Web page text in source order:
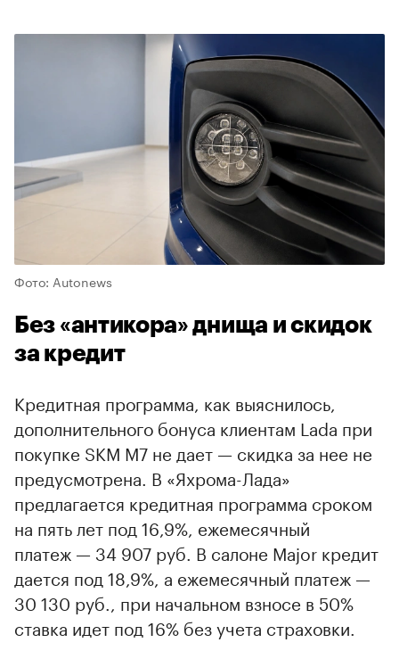
Фото: Autonews
Без «антикора» днища и скидок
за кредит
Кредитная программа, как выяснилось,
дополнительного бонуса клиентам Lada при
покупке SKM M7 не дает — скидка за нее не
предусмотрена. В «Яхрома-Лада»
предлагается кредитная программа сроком
на пять лет под 16,9%, ежемесячный
платеж — 34 907 руб. В салоне Major кредит
дается под 18,9%, а ежемесячный платеж —
30 130 руб., при начальном взносе в 50%
ставка идет под 16% без учета страховки.